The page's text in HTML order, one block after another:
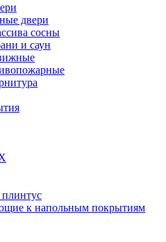
двери
сосны
и саун
к напольным покрытиям